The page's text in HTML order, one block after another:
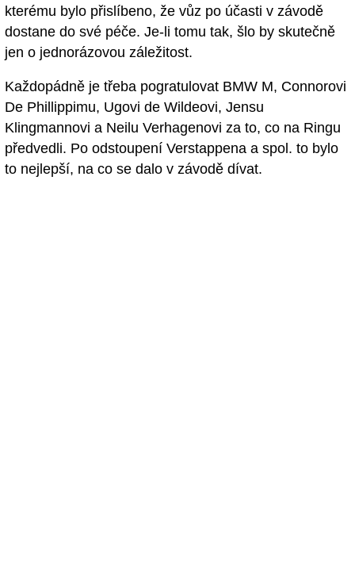
kterému bylo přislíbeno, že vůz po účasti v závodě
dostane do své péče. Je-li tomu tak, šlo by skutečně
jen o jednorázovou záležitost.
Každopádně je třeba pogratulovat BMW M, Connorovi
De Phillippimu, Ugovi de Wildeovi, Jensu
Klingmannovi a Neilu Verhagenovi za to, co na Ringu
předvedli. Po odstoupení Verstappena a spol. to bylo
to nejlepší, na co se dalo v závodě dívat.